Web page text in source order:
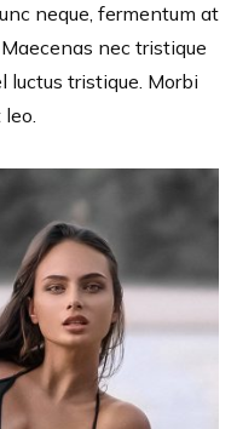
neque, fermentum at
nec tristique
luctus tristique. Morbi